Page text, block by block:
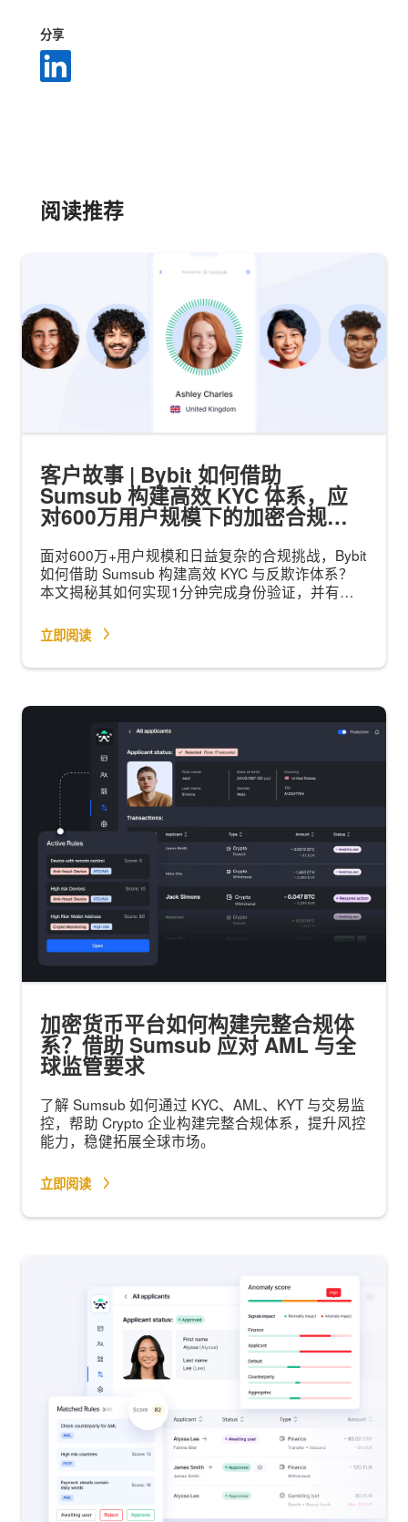
分享
阅读推荐
客户故事 | Bybit 如何借助
Sumsub 构建高效 KYC 体系，应
对600万用户规模下的加密合规挑
面对600万+用户规模和日益复杂的合规挑战，Bybit
如何借助 Sumsub 构建高效 KYC 与反欺诈体系？
本文揭秘其如何实现1分钟完成身份验证，并有效
立即阅读
加密货币平台如何构建完整合规体
系？借助 Sumsub 应对 AML 与全
球监管要求
了解 Sumsub 如何通过 KYC、AML、KYT 与交易监
控，帮助 Crypto 企业构建完整合规体系，提升风控
能力，稳健拓展全球市场。
立即阅读